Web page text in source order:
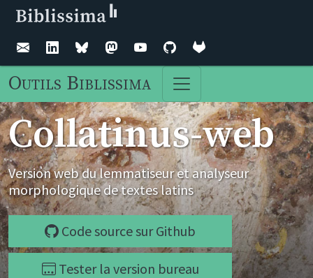
Outils Biblissima
Collatinus-web
Version web du lemmatiseur et analyseur
morphologique de textes latins
Code source sur Github
Tester la version bureau